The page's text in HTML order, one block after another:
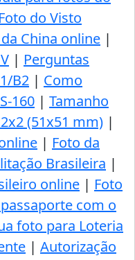
Foto do Visto
China online |
| Perguntas
B2 | Como
160 | Tamanho
(51x51 mm) |
| Foto da
Brasileira |
online | Foto
com o
foto para Loteria
| Autorização